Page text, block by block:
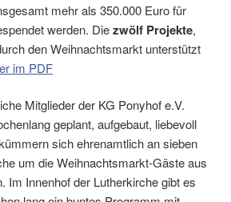
mehr als 350.000 Euro für
werden. Diezwölf Projekte,
den Weihnachtsmarkt unterstützt
im PDF
Mitglieder der KG Ponyhof e.V.
geplant, aufgebaut, liebevoll
sich ehrenamtlich an sieben
um die Weihnachtsmarkt-Gäste aus
Im Innenhof der Lutherkirche gibt es